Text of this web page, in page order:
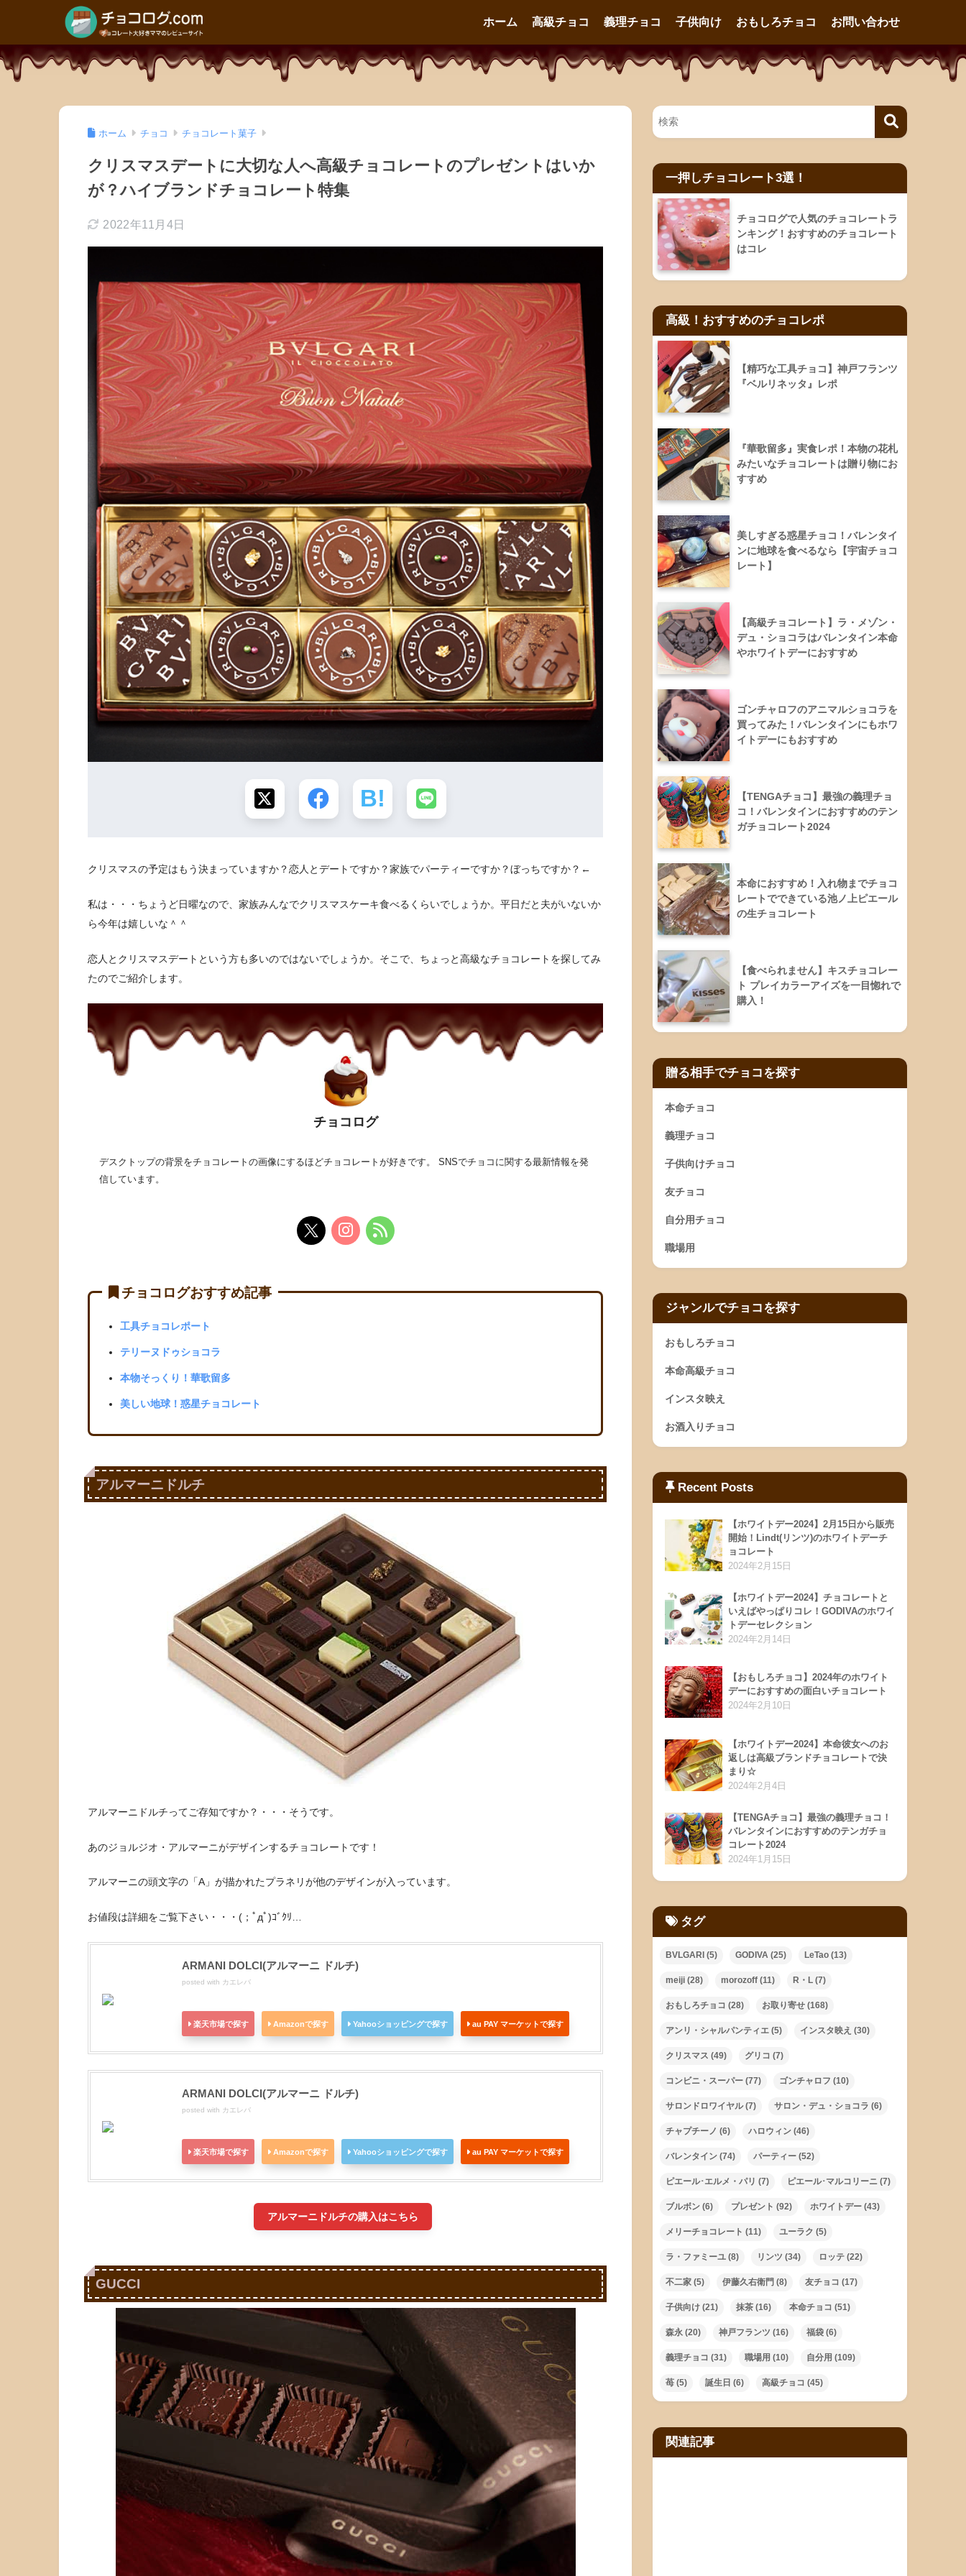
ホーム 高級チョコ 義理チョコ 子供向け おもしろチョコ お問い合わせ
ホーム チョコ チョコレート菓子
クリスマスデートに大切な人へ高級チョコレートのプレゼントはいか
が？ハイブランドチョコレート特集
2022年11月4日
クリスマスの予定はもう決まっていますか？恋人とデートですか？家族でパーティーですか？ぼっちですか？←
私は・・・ちょうど日曜なので、家族みんなでクリスマスケーキ食べるくらいでしょうか。平日だと夫がいないか
ら今年は嬉しいな＾＾
恋人とクリスマスデートという方も多いのではないでしょうか。そこで、ちょっと高級なチョコレートを探してみ
たのでご紹介します。
チョコログ
デスクトップの背景をチョコレートの画像にするほどチョコレートが好きです。 SNSでチョコに関する最新情報を発
信しています。
チョコログおすすめ記事
工具チョコレポート
テリーヌドゥショコラ
本物そっくり！華歌留多
美しい地球！惑星チョコレート
アルマーニドルチ
アルマーニドルチってご存知ですか？・・・そうです。
あのジョルジオ・アルマーニがデザインするチョコレートです！
アルマーニの頭文字の「A」が描かれたプラネリが他のデザインが入っています。
お値段は詳細をご覧下さい・・・(；ﾟдﾟ)ｺﾞｸﾘ…
ARMANI DOLCI(アルマーニ ドルチ)
posted with カエレバ
楽天市場で探す Amazonで探す Yahooショッピングで探す au PAY マーケットで探す
ARMANI DOLCI(アルマーニ ドルチ)
posted with カエレバ
楽天市場で探す Amazonで探す Yahooショッピングで探す au PAY マーケットで探す
アルマーニドルチの購入はこちら
GUCCI
一押しチョコレート3選！
チョコログで人気のチョコレートラ
ンキング！おすすめのチョコレート
はコレ
高級！おすすめのチョコレポ
【精巧な工具チョコ】神戸フランツ
『ベルリネッタ』レポ
『華歌留多』実食レポ！本物の花札
みたいなチョコレートは贈り物にお
すすめ
美しすぎる惑星チョコ！バレンタイ
ンに地球を食べるなら【宇宙チョコ
レート】
【高級チョコレート】ラ・メゾン・
デュ・ショコラはバレンタイン本命
やホワイトデーにおすすめ
ゴンチャロフのアニマルショコラを
買ってみた！バレンタインにもホワ
イトデーにもおすすめ
【TENGAチョコ】最強の義理チョ
コ！バレンタインにおすすめのテン
ガチョコレート2024
本命におすすめ！入れ物までチョコ
レートでできている池ノ上ピエール
の生チョコレート
【食べられません】キスチョコレー
ト プレイカラーアイズを一目惚れで
購入！
贈る相手でチョコを探す
本命チョコ
義理チョコ
子供向けチョコ
友チョコ
自分用チョコ
職場用
ジャンルでチョコを探す
おもしろチョコ
本命高級チョコ
インスタ映え
お酒入りチョコ
Recent Posts
【ホワイトデー2024】2月15日から販売
開始！Lindt(リンツ)のホワイトデーチ
ョコレート
2024年2月15日
【ホワイトデー2024】チョコレートと
いえばやっぱりコレ！GODIVAのホワイ
トデーセレクション
2024年2月14日
【おもしろチョコ】2024年のホワイト
デーにおすすめの面白いチョコレート
2024年2月10日
【ホワイトデー2024】本命彼女へのお
返しは高級ブランドチョコレートで決
まり☆
2024年2月4日
【TENGAチョコ】最強の義理チョコ！
バレンタインにおすすめのテンガチョ
コレート2024
2024年1月15日
タグ
BVLGARI (5) GODIVA (25) LeTao (13)
meiji (28) morozoff (11) R・L (7)
おもしろチョコ (28) お取り寄せ (168)
アンリ・シャルパンティエ (5) インスタ映え (30)
クリスマス (49) グリコ (7)
コンビニ・スーパー (77) ゴンチャロフ (10)
サロンドロワイヤル(7) サロン・デュ・ショコラ (6)
チャプチーノ (6) ハロウィン (46)
バレンタイン (74) パーティー (52)
ピエール･エルメ・パリ (7) ピエール･マルコリーニ (7)
ブルボン (6) プレゼント (92) ホワイトデー (43)
メリーチョコレート (11) ユーラク (5)
ラ・ファミーユ (8) リンツ (34) ロッテ (22)
不二家 (5) 伊藤久右衛門 (8) 友チョコ (17)
子供向け (21) 抹茶 (16) 本命チョコ (51)
森永 (20) 神戸フランツ (16) 福袋 (6)
義理チョコ (31) 職場用 (10) 自分用 (109)
苺 (5) 誕生日 (6) 高級チョコ (45)
関連記事